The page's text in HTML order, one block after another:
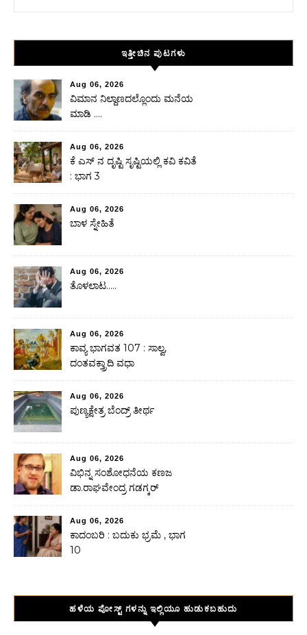
ಇತ್ತೀಚಿನ ಪುಟಗಳು
Aug 06, 2026
ವಿಮಾನ ನಿಲ್ದಾಣದಲ್ಲೊಂದು ಮನೆಯ
ಮಾಡಿ ….
Aug 06, 2026
ಕೆ ಎಸ್ ನ ದೃಷ್ಟಿ ಸೃಷ್ಟಿಯಲ್ಲಿ ಕವಿ ಕವಿತೆ
: ಭಾಗ 3
Aug 06, 2026
ಬಾಳ ಸ್ನೇಹಿತೆ
Aug 06, 2026
ತೊಳಲಾಟ…..
Aug 06, 2026
ಕಾವ್ಯ ಭಾಗವತ 107 : ಸಾಲ್ವ,
ದಂತವಕ್ತ್ರಾದಿ ವಧಾ
Aug 06, 2026
ಪುಣ್ಯಕ್ಷೇತ್ರ ಬೆಂದ್ರ್ ತೀರ್ಥ
Aug 06, 2026
ವಿಭಿನ್ನ ಸಂಶೋಧನೆಯ ಕಣಜ
ಡಾ.ರಾಘವೇಂದ್ರ ಗಡಗ್ಕರ್
Aug 06, 2026
ಕಾದಂಬರಿ : ಬದುಕು ಭ್ರಮೆ , ಭಾಗ
10
ಹಳೆಯ ಪೋಸ್ಟ್ ಗಳನ್ನು ಇಲ್ಲಿಯೂ ಹುಡುಕಬಹುದು